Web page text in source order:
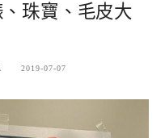
珠寶、毛皮大
2019-07-07